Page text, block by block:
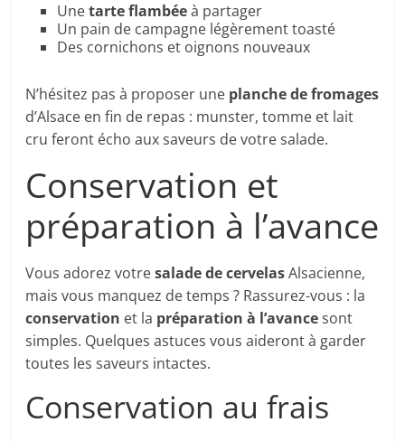
Unetarte flambéeà partager
Un pain de campagne légèrement toasté
Des cornichons et oignons nouveaux
N’hésitez pas à proposer une planche de fromages
d’Alsace en fin de repas : munster, tomme et lait
cru feront écho aux saveurs de votre salade.
Conservation et
préparation à l’avance
Vous adorez votresalade de cervelasAlsacienne,
mais vous manquez de temps ? Rassurez-vous : la
conservation et la préparation à l’avancesont
simples. Quelques astuces vous aideront à garder
toutes les saveurs intactes.
Conservation au frais